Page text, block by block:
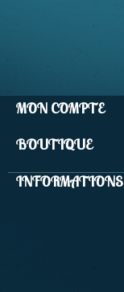
MON COMPTE
BOUTIQUE
INFORMATIONS